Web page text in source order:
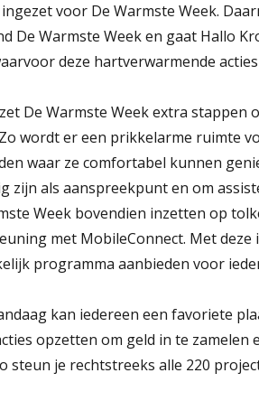
voor De Warmste Week.
De Warmste Week en gaat Hallo
deze hartverwarmende
De Warmste Week extra
wordt er een prikkelarme ruimte
waar ze comfortabel kunnen
zijn als aanspreekpunt en om
Week bovendien inzetten op
met MobileConnect. Met
programma aanbieden voor
kan iedereen een favoriete
opzetten om geld in te
steun je rechtstreeks alle 220